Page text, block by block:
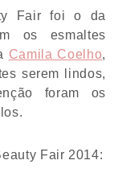
Fair foi o da
os esmaltes
Camila Coelho,
serem lindos,
foram os
Fair 2014: